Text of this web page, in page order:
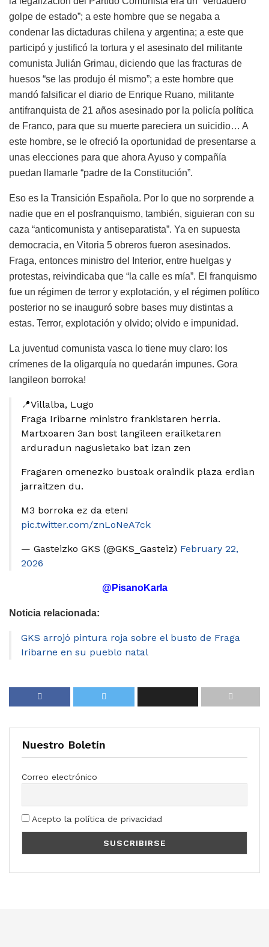
golpe de estado”; a este hombre que se negaba a
condenar las dictaduras chilena y argentina; a este que
participó y justificó la tortura y el asesinato del militante
comunista Julián Grimau, diciendo que las fracturas de
huesos “se las produjo él mismo”; a este hombre que
mandó falsificar el diario de Enrique Ruano, militante
antifranquista de 21 años asesinado por la policía política
de Franco, para que su muerte pareciera un suicidio… A
este hombre, se le ofreció la oportunidad de presentarse a
unas elecciones para que ahora Ayuso y compañía
puedan llamarle “padre de la Constitución”.
Eso es la Transición Española. Por lo que no sorprende a
nadie que en el posfranquismo, también, siguieran con su
caza “anticomunista y antiseparatista”. Ya en supuesta
democracia, en Vitoria 5 obreros fueron asesinados.
Fraga, entonces ministro del Interior, entre huelgas y
protestas, reivindicaba que “la calle es mía”. El franquismo
fue un régimen de terror y explotación, y el régimen político
posterior no se inauguró sobre bases muy distintas a
estas. Terror, explotación y olvido; olvido e impunidad.
La juventud comunista vasca lo tiene muy claro: los
crímenes de la oligarquía no quedarán impunes. Gora
langileon borroka!
📍Villalba, Lugo
Fraga Iribarne ministro frankistaren herria.
Martxoaren 3an bost langileen erailketaren
arduradun nagusietako bat izan zen
Fragaren omenezko bustoak oraindik plaza erdian
jarraitzen du.
M3 borroka ez da eten!
pic.twitter.com/znLoNeA7ck
— Gasteizko GKS (@GKS_Gasteiz) February 22,
2026
@PisanoKarla
Noticia relacionada:
GKS arrojó pintura roja sobre el busto de Fraga
Iribarne en su pueblo natal
Nuestro Boletín
Correo electrónico
Acepto la política de privacidad